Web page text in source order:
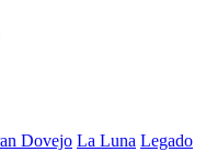
Dovejo La Luna Legado